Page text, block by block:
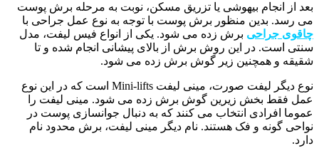
بعد از انجام بیهوشی یا تزریق مسکن، نوبت به مرحله برش پوست
می رسد. بدین منظور برش پوست با توجه به نوع عمل جراحی با
چاقوی جراحی برش زده می شود. یکی از انواع فیس لیفت، مدل
سنتی است. در این روش برش از بالای پیشانی انجام شده و تا
شقیقه و همچنین زیر گوش برش زده می شود.
نوع دیگر لیفت صورت، مینی لیفت Mini-lifts است که در این نوع
عمل فقط بخش زیرین گوش برش زده می شود. مینی لیفت را
عموما افرادی انتخاب می کنند که به دنبال جوانسازی پوست در
نواحی گونه و فک هستند. نام دیگر مینی لیفت، برش محدود نام
دارد.